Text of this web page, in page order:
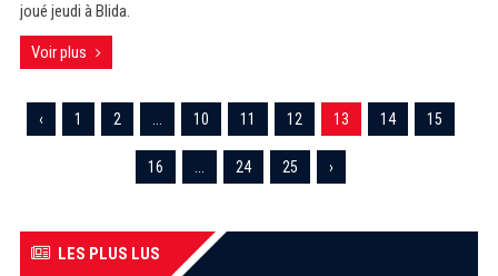
joué jeudi à Blida.
Voir plus
‹ 1 2 10 11 12 13 14 15
16 24 25 ›
LES PLUS LUS